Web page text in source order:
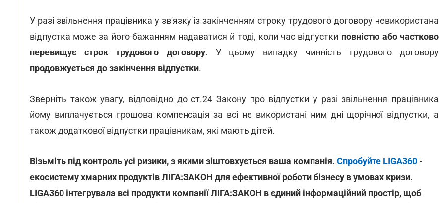
У разі звільнення працівника у зв'язку із закінченням строку трудового договору невикористана
відпустка може за його бажанням надаватися й тоді, коли час відпустки повністю або частково
перевищує строк трудового договору. У цьому випадку чинність трудового договору
продовжується до закінчення відпустки.
Зверніть також увагу, відповідно до ст.24 Закону про відпустки у разі звільнення працівника
йому виплачується грошова компенсація за всі не використані ним дні щорічної відпустки, а
також додаткової відпустки працівникам, які мають дітей.
Візьміть під контроль усі ризики, з якими зіштовхується ваша компанія. Спробуйте LIGA360 -
екосистему хмарних продуктів ЛІГА:ЗАКОН для ефективної роботи бізнесу в умовах кризи.
LIGA360 інтегрувала всі продукти компанії ЛІГА:ЗАКОН в єдиний інформаційний простір, щоб